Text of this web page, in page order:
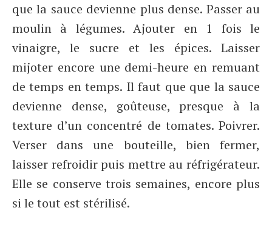
que la sauce devienne plus dense. Passer au
moulin à légumes. Ajouter en 1 fois le
vinaigre, le sucre et les épices. Laisser
mijoter encore une demi-heure en remuant
de temps en temps. Il faut que que la sauce
devienne dense, goûteuse, presque à la
texture d’un concentré de tomates. Poivrer.
Verser dans une bouteille, bien fermer,
laisser refroidir puis mettre au réfrigérateur.
Elle se conserve trois semaines, encore plus
si le tout est stérilisé.